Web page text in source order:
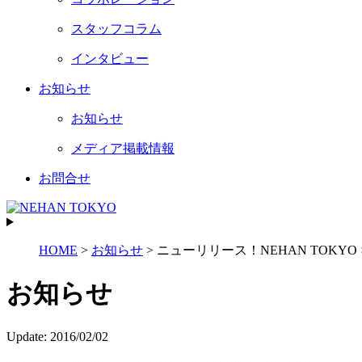
スタッフコラム
インタビュー
お知らせ
お知らせ
メディア掲載情報
お問合せ
HOME > お知らせ > ニューリリース！NEHAN TOKYO
お知らせ
Update: 2016/02/02